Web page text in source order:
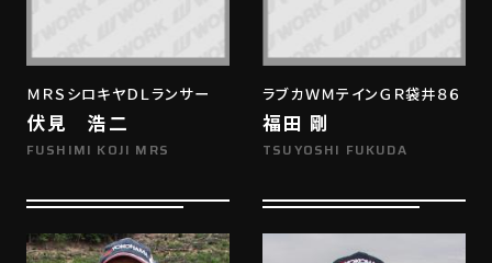
ＭＲＳシロキヤＤＬランサー
伏見 浩二
FUSHIMI KOJI MRS
ラブカＷＭテインＧＲ袋井８６
福田 剛
TSUYOSHI FUKUDA